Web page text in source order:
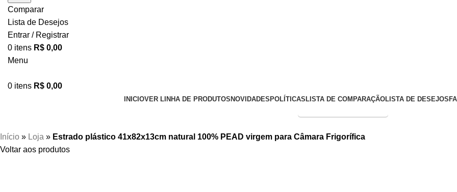
Comparar
Lista de Desejos
Entrar / Registrar
0 itens R$ 0,00
Menu
0 itens R$ 0,00
INICIOVER LINHA DE PRODUTOS NOVIDADES POLÍTICAS LISTA DE COMPARAÇÃOLISTA DE DESEJOS
Início » Loja » Estrado plástico 41x82x13cm natural 100% PEAD virgem para Câmara Frigorífica
Voltar aos produtos